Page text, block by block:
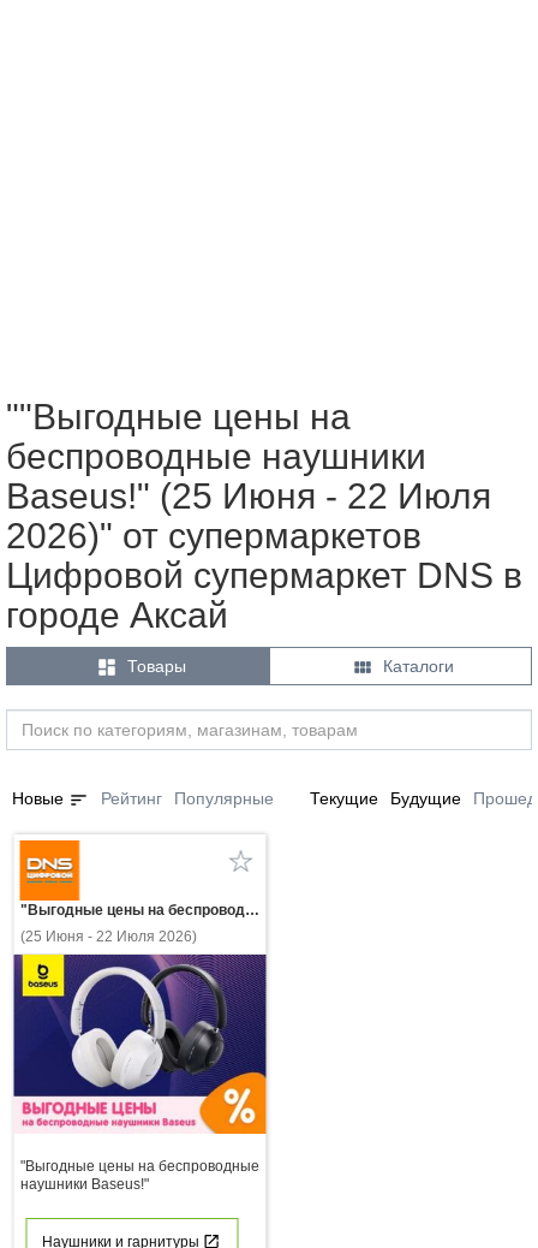
""Выгодные цены на
беспроводные наушники
Baseus!" (25 Июня - 22 Июля
2026)" от супермаркетов
Цифровой супермаркет DNS в
городе Аксай
 Товары  Каталоги
Новые sort Рейтинг Популярные Текущие Будущие
"Выгодные цены на беспроводные наушники Baseus!"
(25 Июня - 22 Июля 2026)
"Выгодные цены на беспроводные
наушники Baseus!"
Наушники и гарнитуры